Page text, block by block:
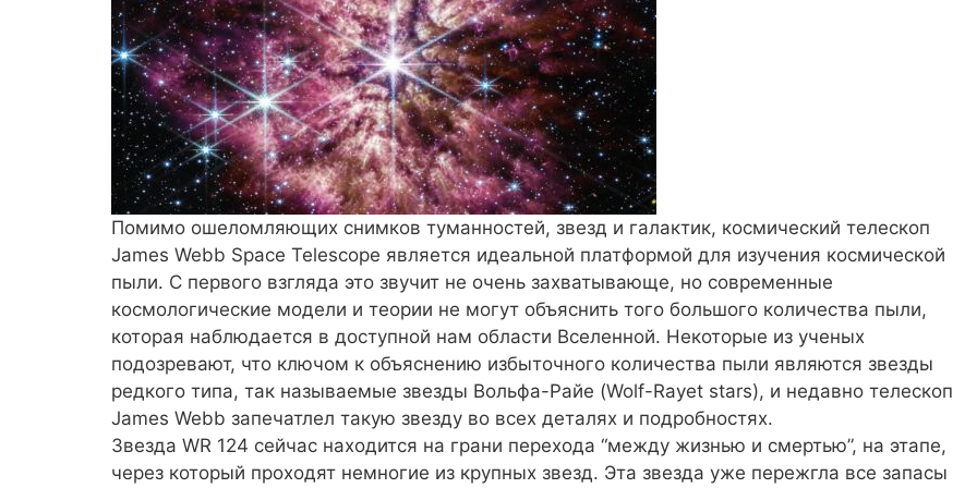
Помимо ошеломляющих снимков туманностей, звезд и галактик, космический телескоп
James Webb Space Telescope является идеальной платформой для изучения космической
пыли. С первого взгляда это звучит не очень захватывающе, но современные
космологические модели и теории не могут объяснить того большого количества пыли,
которая наблюдается в доступной нам области Вселенной. Некоторые из ученых
подозревают, что ключом к объяснению избыточного количества пыли являются звезды
редкого типа, так называемые звезды Вольфа-Райе (Wolf-Rayet stars), и недавно телескоп
James Webb запечатлел такую звезду во всех деталях и подробностях.
Звезда WR 124 сейчас находится на грани перехода “между жизнью и смертью”, на этапе,
через который проходят немногие из крупных звезд. Эта звезда уже пережгла все запасы